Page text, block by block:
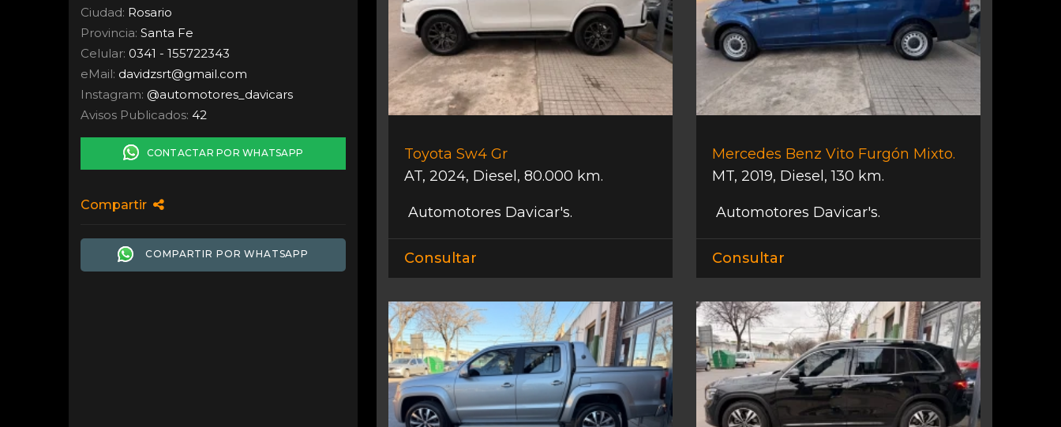
Ciudad: Rosario
Provincia: Santa Fe
Celular: 0341 - 155722343
eMail: davidzsrt@gmail.com
Instagram: @automotores_davicars
Avisos Publicados: 42
CONTACTAR POR WHATSAPP
Compartir
COMPARTIR POR WHATSAPP
Toyota Sw4 Gr
AT, 2024, Diesel , 80.000 km.
Automotores Davicar's.
Consultar
Mercedes Benz Vito Furgón Mixto.
MT, 2019, Diesel ,130 km.
Automotores Davicar's.
Consultar